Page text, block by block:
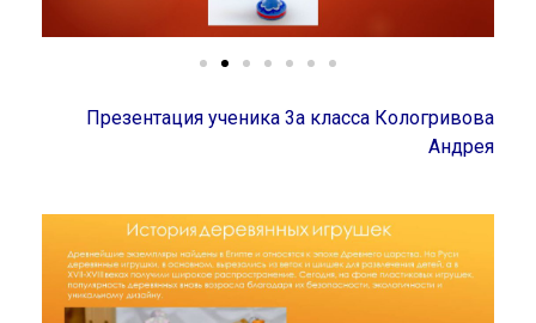
Презентация ученика 3а класса Кологривова
Андрея